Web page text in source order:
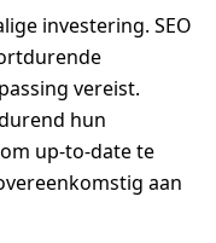
investering. SEO
vereist.
hun
up-to-date te
aan